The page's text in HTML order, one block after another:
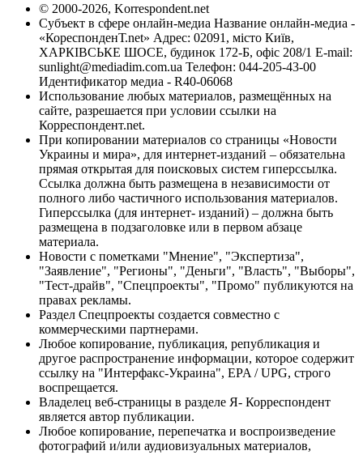
© 2000-2026, Korrespondent.net
Субъект в сфере онлайн-медиа Название онлайн-медиа -
«КореспонденТ.net» Адрес: 02091, місто Київ,
ХАРКІВСЬКЕ ШОСЕ, будинок 172-Б, офіс 208/1 E-mail:
sunlight@mediadim.com.ua Телефон: 044-205-43-00
Идентификатор медиа - R40-06068
Использование любых материалов, размещённых на
сайте, разрешается при условии ссылки на
Корреспондент.net.
При копировании материалов со страницы «Новости
Украины и мира», для интернет-изданий – обязательна
прямая открытая для поисковых систем гиперссылка.
Ссылка должна быть размещена в независимости от
полного либо частичного использования материалов.
Гиперссылка (для интернет- изданий) – должна быть
размещена в подзаголовке или в первом абзаце
материала.
Новости с пометками "Мнение", "Экспертиза",
"Заявление", "Регионы", "Деньги", "Власть", "Выборы",
"Тест-драйв", "Спецпроекты", "Промо" публикуются на
правах рекламы.
Раздел Спецпроекты создается совместно с
коммерческими партнерами.
Любое копирование, публикация, републикация и
другое распространение информации, которое содержит
ссылку на "Интерфакс-Украина", EPA / UPG, строго
воспрещается.
Владелец веб-страницы в разделе Я- Корреспондент
является автор публикации.
Любое копирование, перепечатка и воспроизведение
фотографий и/или аудиовизуальных материалов,